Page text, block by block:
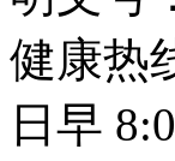
健康热
日早